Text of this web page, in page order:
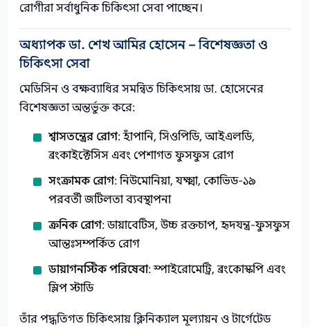
রোগীরা সর্বাধুনিক চিকিৎসা সেবা পাচ্ছেন।
অধ্যাপক ডা. শেখ আমির হোসেন – বিশেষজ্ঞতা ও
চিকিৎসা সেবা
মেডিসিন ও বক্ষব্যাধির সমন্বিত চিকিৎসায় ডা. হোসেনের
বিশেষজ্ঞতা অন্তর্ভুক্ত করে:
শ্বাসতন্ত্রের রোগ: হাঁপানি, সিওপিডি, আইএলডি,
ব্রংকাইক্টেসিস এবং পেশাগত ফুসফুস রোগ
সংক্রামক রোগ: নিউমোনিয়া, যক্ষ্মা, কোভিড-১৯
পরবর্তী জটিলতা ব্যবস্থাপনা
ক্রনিক রোগ: ডায়াবেটিস, উচ্চ রক্তচাপ, হৃদযন্ত্র-ফুসফুস
আন্তঃসম্পর্কিত রোগ
ডায়াগনস্টিক পরিষেবা: স্পাইরোমেট্রি, ব্রংকোস্কপি এবং
স্লিপ স্টাডি
তাঁর পদ্ধতিগত চিকিৎসায় ক্লিনিক্যাল মূল্যায়ন ও টার্গেটেড